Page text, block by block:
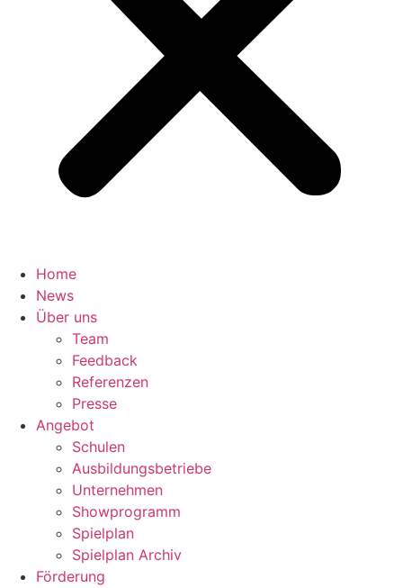
Home
News
Über uns
Team
Feedback
Referenzen
Presse
Angebot
Schulen
Ausbildungsbetriebe
Unternehmen
Showprogramm
Spielplan
Spielplan Archiv
Förderung